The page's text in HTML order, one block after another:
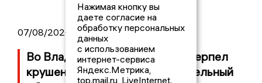
07/08/2026 14:34
Во Владимирской области потерпел
крушение неопознанный летательный
Нажимая кнопку вы
даете согласие на
обработку персональных
данных
с использованием
интернет-сервиса
Яндекс.Метрика,
top.mail.ru, LiveInternet.